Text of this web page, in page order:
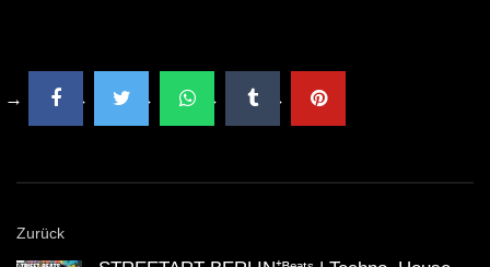
Der Techno Mix 2021 mit Green Velvet, Alan
Fitzpatrick, Coyu und Bad Boombox ist ein
auch erfahrenen Techno-Enthusiasten Freude bereitet.
Zurück